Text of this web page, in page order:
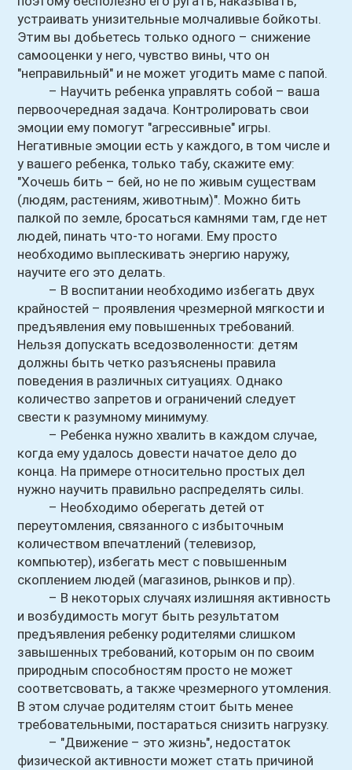
устраивать унизительные молчаливые бойкоты.
Этим вы добьетесь только одного – снижение
самооценки у него, чувство вины, что он
"неправильный" и не может угодить маме с папой.
– Научить ребенка управлять собой – ваша
первоочередная задача. Контролировать свои
эмоции ему помогут "агрессивные" игры.
Негативные эмоции есть у каждого, в том числе и
у вашего ребенка, только табу, скажите ему:
"Хочешь бить – бей, но не по живым существам
(людям, растениям, животным)". Можно бить
палкой по земле, бросаться камнями там, где нет
людей, пинать что-то ногами. Ему просто
необходимо выплескивать энергию наружу,
научите его это делать.
– В воспитании необходимо избегать двух
крайностей – проявления чрезмерной мягкости и
предъявления ему повышенных требований.
Нельзя допускать вседозволенности: детям
должны быть четко разъяснены правила
поведения в различных ситуациях. Однако
количество запретов и ограничений следует
свести к разумному минимуму.
– Ребенка нужно хвалить в каждом случае,
когда ему удалось довести начатое дело до
конца. На примере относительно простых дел
нужно научить правильно распределять силы.
– Необходимо оберегать детей от
переутомления, связанного с избыточным
количеством впечатлений (телевизор,
компьютер), избегать мест с повышенным
скоплением людей (магазинов, рынков и пр).
– В некоторых случаях излишняя активность
и возбудимость могут быть результатом
предъявления ребенку родителями слишком
завышенных требований, которым он по своим
природным способностям просто не может
соответсвовать, а также чрезмерного утомления.
В этом случае родителям стоит быть менее
требовательными, постараться снизить нагрузку.
– "Движение – это жизнь", недостаток
физической активности может стать причиной